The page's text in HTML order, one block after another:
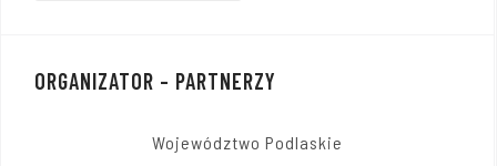
ORGANIZATOR – PARTNERZY
Województwo Podlaskie